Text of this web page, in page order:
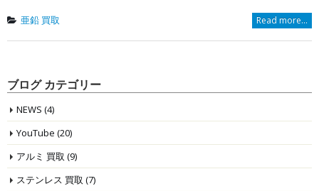
亜鉛 買取 Read more...
ブログ カテゴリー
NEWS (4)
YouTube (20)
アルミ 買取 (9)
ステンレス 買取 (7)